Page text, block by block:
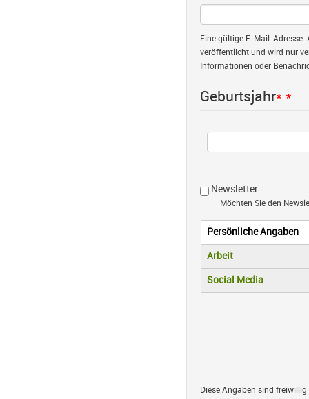
Eine gültige E-Mail-Adresse.
veröffentlicht und wird nur
Informationen oder
Geburtsjahr* *
Newsletter
Möchten Sie den
Vertikale
Persönliche Angaben
(aktiver Reiter)
Arbeit
Social Media
Diese Angaben sind